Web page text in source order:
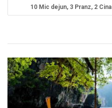
10 Mic dejun, 3 Pranz, 2 Cina